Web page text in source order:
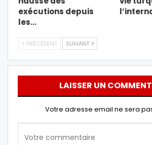
exécutions depuis
les…
PRÉCÉDENT SUIVANT
LAISSER UN
Votre adresse email ne sera